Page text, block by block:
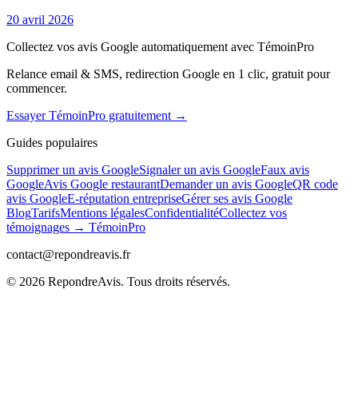
20 avril 2026
Collectez vos avis Google automatiquement avec TémoinPro
Relance email & SMS, redirection Google en 1 clic, gratuit pour
commencer.
Essayer TémoinPro gratuitement →
Guides populaires
Supprimer un avis GoogleSignaler un avis GoogleFaux avis
GoogleAvis Google restaurantDemander un avis GoogleQR code
avis GoogleE-réputation entrepriseGérer ses avis Google
BlogTarifsMentions légalesConfidentialitéCollectez vos
témoignages → TémoinPro
contact@repondreavis.fr
© 2026 RepondreAvis. Tous droits réservés.